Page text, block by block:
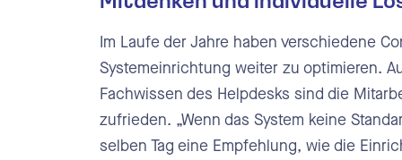
Im Laufe der Jahre haben verschiedene
Systemeinrichtung weiter zu optimieren.
Fachwissen des Helpdesks sind die
zufrieden. „Wenn das System keine
selben Tag eine Empfehlung, wie die